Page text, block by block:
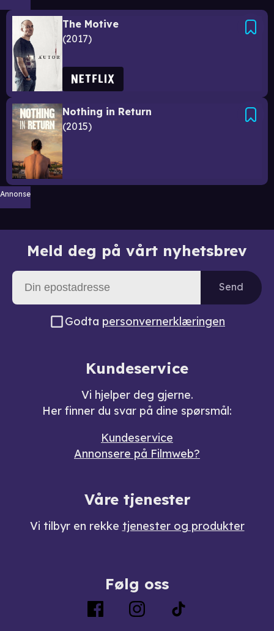
The Motive
2017
Nothing in Return
2015
Annonse
Meld deg på vårt nyhetsbrev
Send
Godta personvernerklæringen
Kundeservice
Vi hjelper deg gjerne.
Her finner du svar på dine spørsmål:
Kundeservice
Annonsere på Filmweb?
Våre tjenester
Vi tilbyr en rekke tjenester og produkter
Følg oss